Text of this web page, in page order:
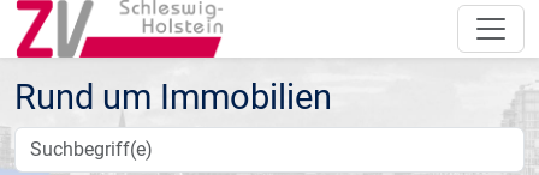
Rund um Immobilien